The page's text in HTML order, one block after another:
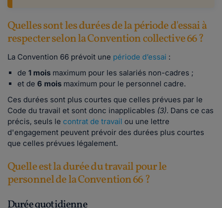
Quelles sont les durées de la période d'essai à
respecter selon la Convention collective 66 ?
La Convention 66 prévoit une période d’essai :
de 1 mois maximum pour les salariés non-cadres ;
et de 6 mois maximum pour le personnel cadre.
Ces durées sont plus courtes que celles prévues par le
Code du travail et sont donc inapplicables (3). Dans ce cas
précis, seuls le contrat de travail ou une lettre
d'engagement peuvent prévoir des durées plus courtes
que celles prévues légalement.
Quelle est la durée du travail pour le
personnel de la Convention 66 ?
Durée quotidienne